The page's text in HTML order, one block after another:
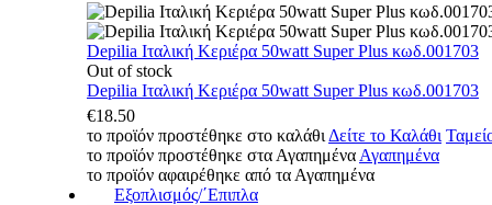
Depilia Ιταλική Κεριέρα 50watt Super Plus κωδ.001703
Out of stock
Depilia Ιταλική Κεριέρα 50watt Super Plus κωδ.001703
€18.50
το προϊόν προστέθηκε στο καλάθι Δείτε το Καλάθι
το προϊόν προστέθηκε στα Αγαπημένα Αγαπημένα
το προϊόν αφαιρέθηκε από τα Αγαπημένα
Εξοπλισμός/΄Επιπλα